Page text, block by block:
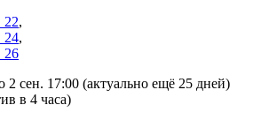
22,
24,
26
2 сен. 17:00 (актуально ещё 25 дней)
в 4 часа)